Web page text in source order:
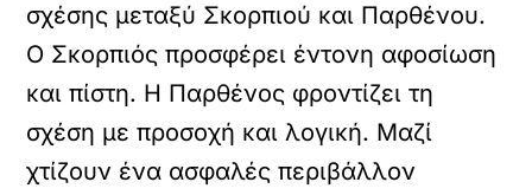
σχέσης μεταξύ Σκορπιού και Παρθένου.
Ο Σκορπιός προσφέρει έντονη αφοσίωση
και πίστη. Η Παρθένος φροντίζει τη
σχέση με προσοχή και λογική. Μαζί
χτίζουν ένα ασφαλές περιβάλλον